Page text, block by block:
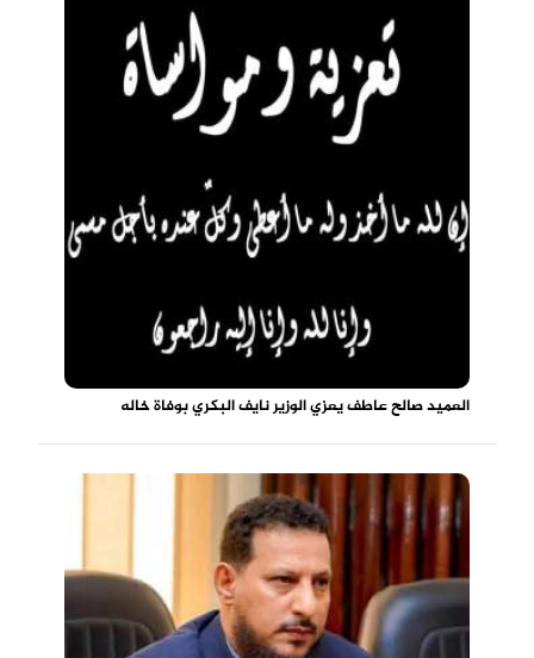
العميد صالح عاطف يعزي الوزير نايف البكري بوفاة خاله